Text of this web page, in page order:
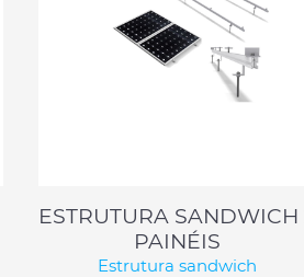
ESTRUTURA SANDWICH
PAINÉIS
Estrutura sandwich